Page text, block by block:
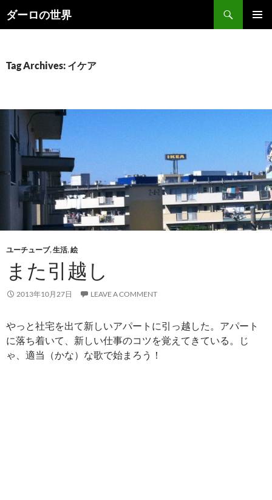
Skip
toダーロの世界
Search
Tag Archives: イケア
ユーチューブ,生活,絵
また引越し
2013年10月27日 LEAVE A COMMENT
やっと社宅を出て新しいアパートに引っ越した。アパート
に落ち着いて、新しい仕事のコツを覚えてきている。じ
ゃ、適当（かな）な歌で始まろう！